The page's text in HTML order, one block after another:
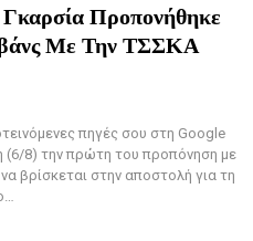
Προπονήθηκε
Με Την ΤΣΣΚΑ
πηγές σου στη Google
(6/8) την πρώτη του προπόνηση με
βρίσκεται στην αποστολή για τη